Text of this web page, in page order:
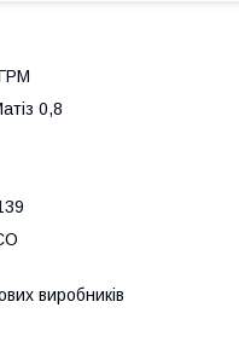
0,8
виробників